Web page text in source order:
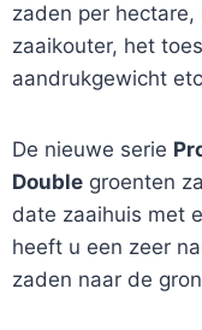
zaden per
zaaikouter, het
aandrukgewicht
De nieuwe serie
Double groenten
date zaaihuis met
heeft u een zeer
zaden naar de